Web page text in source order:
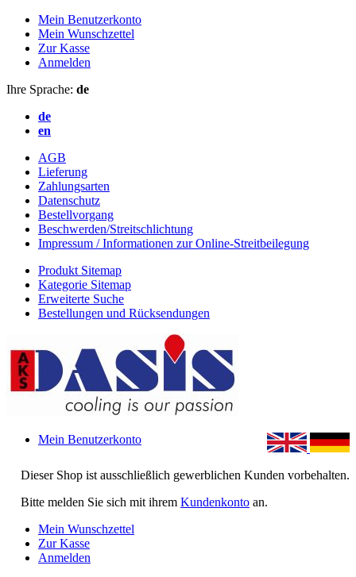
Mein Benutzerkonto
Mein Wunschzettel
Zur Kasse
Anmelden
Ihre Sprache: de
de
en
AGB
Lieferung
Zahlungsarten
Datenschutz
Bestellvorgang
Beschwerden/Streitschlichtung
Impressum / Informationen zur Online-Streitbeilegung
Produkt Sitemap
Kategorie Sitemap
Erweiterte Suche
Bestellungen und Rücksendungen
Dieser Shop ist ausschließlich gewerblichen Kunden vorbehalten.
Bitte melden Sie sich mit ihrem Kundenkonto an.
Mein Benutzerkonto
Mein Wunschzettel
Zur Kasse
Anmelden